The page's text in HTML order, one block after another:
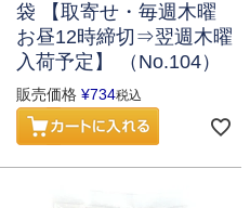
袋 【取寄せ・毎週木曜
お昼12時締切⇒翌週木曜
入荷予定】 （No.104）
販売価格 ¥734税込